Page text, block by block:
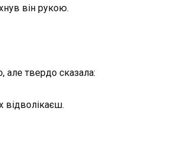
він рукою.
але твердо сказала:
відволікаєш.